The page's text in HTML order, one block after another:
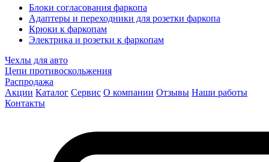
Блоки согласования фаркопа
Адаптеры и переходники для розетки фаркопа
Крюки к фаркопам
Электрика и розетки к фаркопам
Чехлы для авто
Цепи противоскольжения
Распродажа
Акции Каталог Сервис О компании Отзывы Наши работы
Контакты